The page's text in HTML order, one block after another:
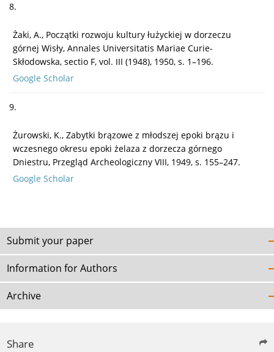
8.
Żaki, A., Początki rozwoju kultury łużyckiej w dorzeczu
górnej Wisły, Annales Universitatis Mariae Curie-
Skłodowska, sectio F, vol. III (1948), 1950, s. 1–196.
Google Scholar
9.
Żurowski, K., Zabytki brązowe z młodszej epoki brązu i
wczesnego okresu epoki żelaza z dorzecza górnego
Dniestru, Przegląd Archeologiczny VIII, 1949, s. 155–247.
Google Scholar
Submit your paper
Information for Authors
Archive
Share